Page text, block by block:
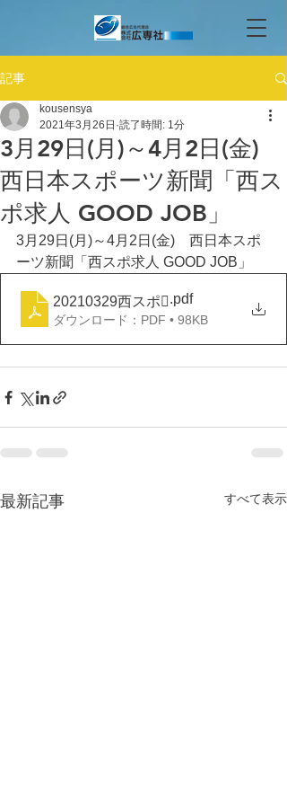
記事
3月29日(月)～4月2日(金)
西日本スポーツ新聞「西ス
ポ求人 GOOD JOB」
kousensya
2021年3月26日 読了時間: 1分
3月29日(月)～4月2日(金)　西日本スポ
ーツ新聞「西スポ求人 GOOD JOB」
20210329西スポ.pdf
ダウンロード：PDF • 98KB
最新記事 すべて表示